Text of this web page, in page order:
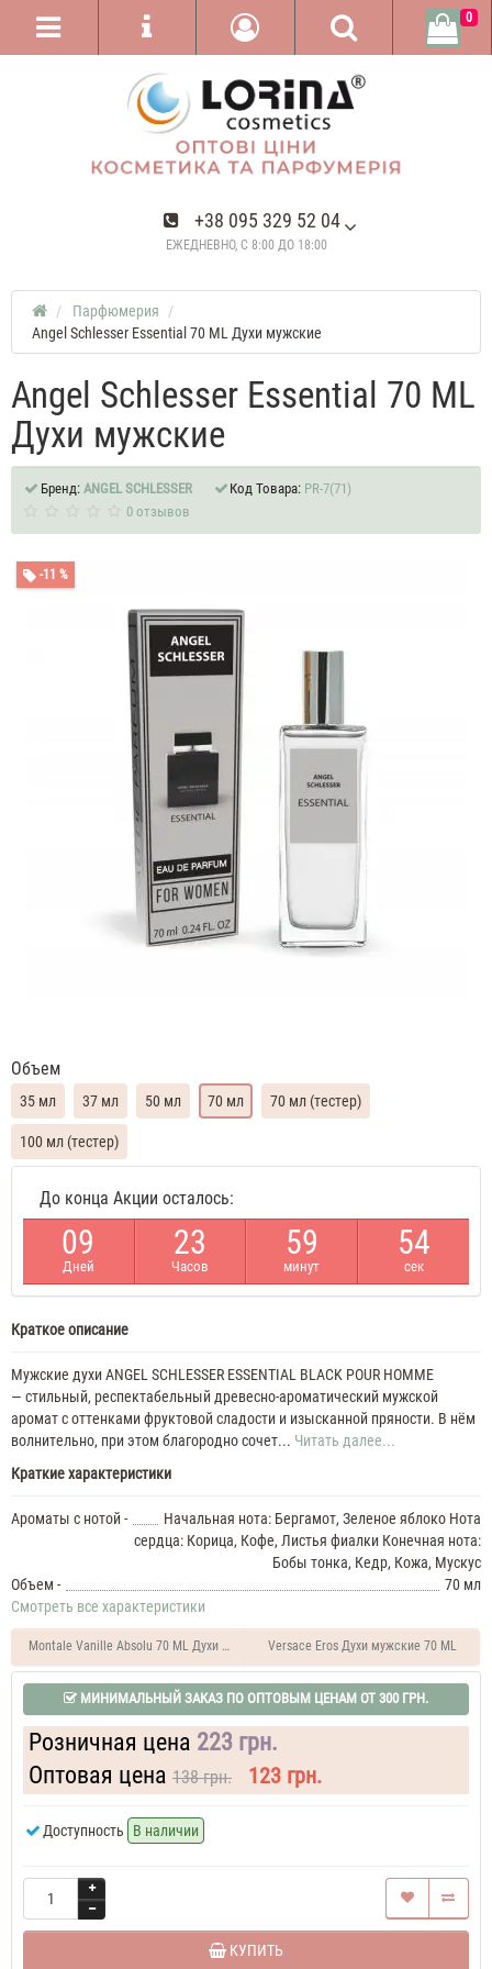
+38 095 329 52 04
ЕЖЕДНЕВНО, С 8:00 ДО 18:00
0
Парфюмерия
Angel Schlesser Essential 70 ML Духи мужские
Angel Schlesser Essential 70 ML
Духи мужские
Бренд: ANGEL SCHLESSER Код Товара: PR-7(71)
0 отзывов
-11 %
Объем
35 мл 37 мл 50 мл 70 мл 70 мл (тестер)
100 мл (тестер)
Schlesser
Essential
Духи
Schlesser
37
ML
Духи
мужские
Schlesser
Духи
MLAngel
Schlesser
Essential
ML
мужские
Angel
Schlesser
Essential
ML
мужские
тестер Angel
Schlesser
До конца Акции осталось:
09
Дней
23
Часов
59
минут
54
сек
Краткое описание
Мужские духи ANGEL SCHLESSER ESSENTIAL BLACK POUR HOMME
— стильный, респектабельный древесно-ароматический мужской
аромат с оттенками фруктовой сладости и изысканной пряности. В нём
волнительно, при этом благородно сочет... Читать далее...
Краткие характеристики
Ароматы с нотой -
Начальная нота: Бергамот, Зеленое яблоко Нота
сердца: Корица, Кофе, Листья фиалки Конечная нота:
Бобы тонка, Кедр, Кожа, Мускус
Объем -
70 мл
Смотреть все характеристики
Montale Vanille Absolu 70 ML Духи женскиеVersace Eros Духи мужские 70 ML
МИНИМАЛЬНЫЙ ЗАКАЗ ПО ОПТОВЫМ ЦЕНАМ ОТ 300 ГРН.
Розничная цена 223 грн.
Оптовая цена 138 грн. 123 грн.
Доступность В наличии
КУПИТЬ